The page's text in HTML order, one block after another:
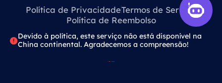
Política de PrivacidadeTermos de Serviço
Política de Reembolso
Devido à política, este serviço não está disponível na
China continental. Agradecemos a compreensão!